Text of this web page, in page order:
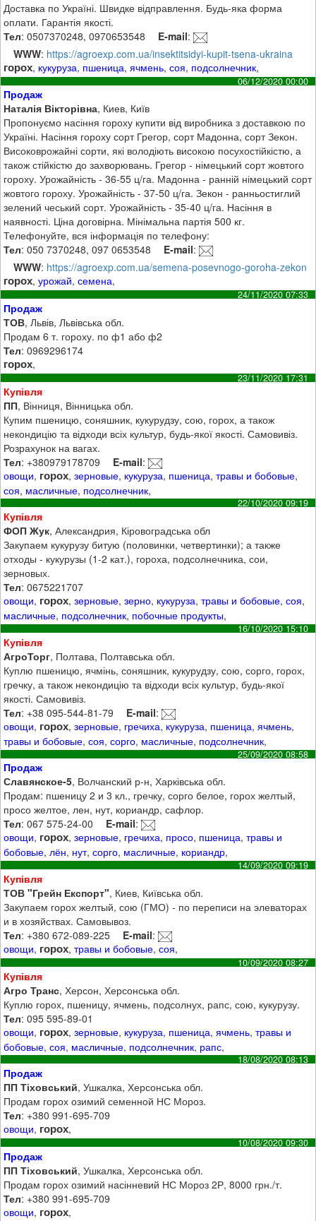
Доставка по Україні. Швидке відправлення. Будь-яка форма
оплати. Гарантія якості.
Тел: 0507370248, 0970653548 E-mail:
WWW: https://agroexp.com.ua/insektitsidyi-kupit-tsena-ukraina
горох, кукуруза, пшеница,ячмень,соя, подсолнечник,
06/12/2020 00:00
Продаж
Наталія Вікторівна, Киев, Київ
Пропонуємо насіння гороху купити від виробника з доставкою по
Україні. Насіння гороху сорт Грегор, сорт Мадонна, сорт Зекон.
Високоврожайні сорти, які володіють високою посухостійкістю, а
також стійкістю до захворювань. Грегор - німецький сорт жовтого
гороху. Урожайність - 36-55 ц/га. Мадонна - ранній німецький сорт
жовтого гороху. Урожайність - 37-50 ц/га. Зекон - ранньостиглий
зелений чеський сорт. Урожайність - 35-40 ц/га. Насіння в
наявності. Ціна договірна. Мінімальна партія 500 кг.
Телефонуйте, вся інформація по телефону:
Тел: 050 7370248, 097 0653548 E-mail:
WWW: https://agroexp.com.ua/semena-posevnogo-goroha-zekon
горох,урожай,семена,
24/11/2020 07:33
Продаж
ТОВ, Львів, Львівська обл.
Продам 6 т. гороху. по ф1 або ф2
Тел: 0969296174
горох,
23/11/2020 17:31
Купівля
ПП, Вінниця, Вінницька обл.
Купим пшеницю, соняшник, кукурудзу, сою, горох, а також
некондицію та відходи всіх культур, будь-якої якості. Самовивіз.
Розрахунок на вагах.
Тел: +380979178709 E-mail:
овощи, горох,зерновые, кукуруза, пшеница,травы и бобовые,
соя, масличные, подсолнечник,
22/10/2020 09:19
Купівля
ФОП Жук, Александрия, Кіровоградська обл
Закупаем кукурузу битую (половинки, четвертинки); а также
отходы - кукурузы (1-2 кат.), гороха, подсолнечника, сои,
зерновых.
Тел: 0675221707
овощи, горох,зерновые,зерно, кукуруза,травы и бобовые,соя,
масличные, подсолнечник, побочные продукты,
16/10/2020 15:10
Купівля
АгроТорг, Полтава, Полтавська обл.
Куплю пшеницю, ячмінь, соняшник, кукурудзу, сою, сорго, горох,
гречку, а також некондицію та відходи всіх культур, будь-якої
якості. Самовивіз.
Тел: +38 095-544-81-79 E-mail:
овощи, горох,зерновые, гречиха, кукуруза, пшеница,ячмень,
травы и бобовые,соя,сорго, масличные, подсолнечник,
25/09/2020 08:58
Продаж
Славянское-5, Волчанский р-н, Харківська обл.
Продам: пшеницу 2 и 3 кл., гречку, сорго белое, горох желтый,
просо желтое, лен, нут, кориандр, сафлор.
Тел: 067 575-24-00 E-mail:
овощи, горох,зерновые, гречиха, просо, пшеница,травы и
бобовые,лён, нут,сорго, масличные, кориандр,
14/09/2020 09:19
Купівля
ТОВ "Грейн Експорт", Киев, Київська обл.
Закупаем горох желтый, сою (ГМО) - по переписи на элеваторах
и в хозяйствах. Самовывоз.
Тел: +380 672-089-225 E-mail:
овощи, горох,травы и бобовые,соя,
10/09/2020 08:27
Купівля
Агро Транс, Херсон, Херсонська обл.
Куплю горох, пшеницу, ячмень, подсолнух, рапс, сою, кукурузу.
Тел: 095 595-89-01
овощи, горох,зерновые, кукуруза, пшеница,ячмень,травы и
бобовые,соя, масличные, подсолнечник, рапс,
18/08/2020 08:13
Продаж
ПП Тіховський, Ушкалка, Херсонська обл.
Продам горох озимий семенной НС Мороз.
Тел: +380 991-695-709
овощи, горох,
10/08/2020 09:30
Продаж
ПП Тіховський, Ушкалка, Херсонська обл.
Продам горох озимий насінневий НС Мороз 2Р, 8000 грн./т.
Тел: +380 991-695-709
овощи, горох,